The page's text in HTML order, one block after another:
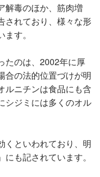
解毒のほか、筋肉増
されており、様々な形
す。
たのは、2002年に厚
合の法的位置づけが明
ルニチンは食品にも含
シジミには多くのオル
くといわれており、明
も記されています。